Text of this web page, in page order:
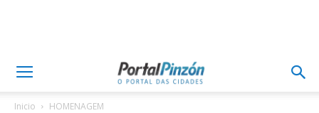
Inicio HOMENAGEM